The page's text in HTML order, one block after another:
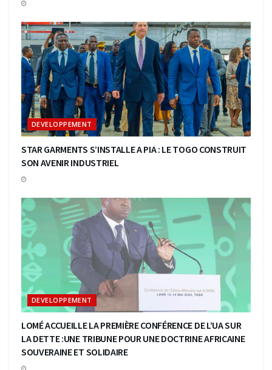
DEVELOPPEMENT
STAR GARMENTS S’INSTALLE A PIA : LE TOGO CONSTRUIT
SON AVENIR INDUSTRIEL
DEVELOPPEMENT
LOMÉ ACCUEILLE LA PREMIÈRE CONFÉRENCE DE L’UA SUR
LA DETTE :UNE TRIBUNE POUR UNE DOCTRINE AFRICAINE
SOUVERAINE ET SOLIDAIRE